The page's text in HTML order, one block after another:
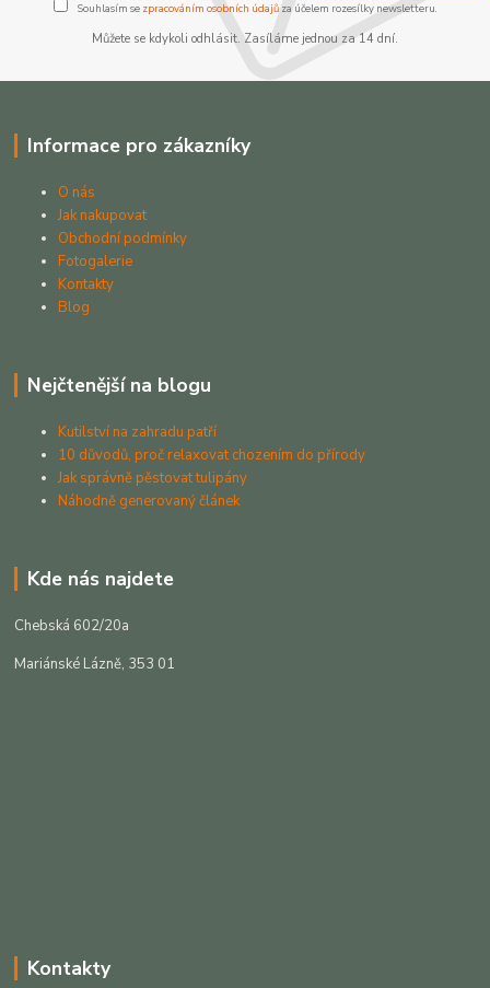
Souhlasím se zpracováním osobních údajůza účelem rozesílky newsletteru.
Můžete se kdykoli odhlásit. Zasíláme jednou za 14 dní.
Informace pro zákazníky
O nás
Jak nakupovat
Obchodní podmínky
Fotogalerie
Kontakty
Blog
Nejčtenější na blogu
Kutilství na zahradu patří
10 důvodů, proč relaxovat chozením do přírody
Jak správně pěstovat tulipány
Náhodně generovaný článek
Kde nás najdete
Chebská 602/20a
Mariánské Lázně, 353 01
Kontakty